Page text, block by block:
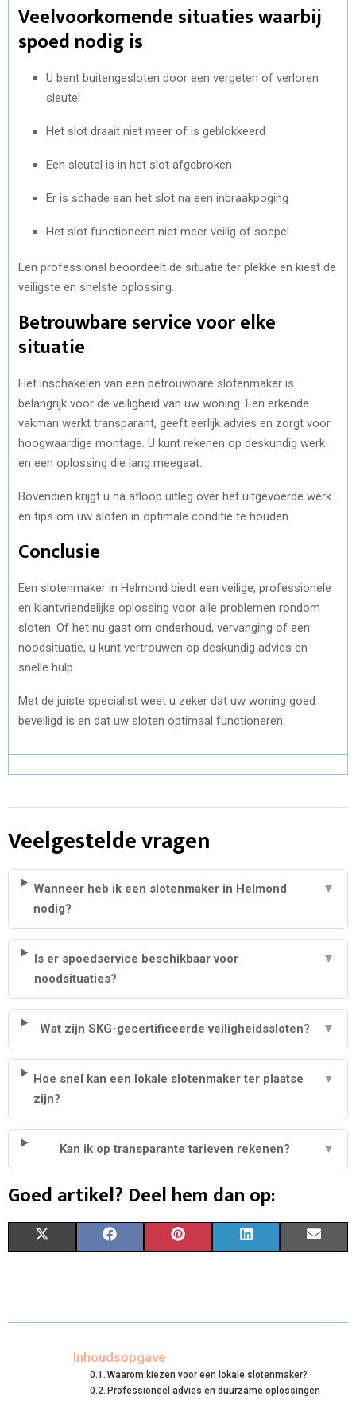
Veelvoorkomende situaties waarbij
spoed nodig is
U bent buitengesloten door een vergeten of verloren
sleutel
Het slot draait niet meer of is geblokkeerd
Een sleutel is in het slot afgebroken
Er is schade aan het slot na een inbraakpoging
Het slot functioneert niet meer veilig of soepel
Een professional beoordeelt de situatie ter plekke en kiest de
veiligste en snelste oplossing.
Betrouwbare service voor elke
situatie
Het inschakelen van een betrouwbare slotenmaker is
belangrijk voor de veiligheid van uw woning. Een erkende
vakman werkt transparant, geeft eerlijk advies en zorgt voor
hoogwaardige montage. U kunt rekenen op deskundig werk
en een oplossing die lang meegaat.
Bovendien krijgt u na afloop uitleg over het uitgevoerde werk
en tips om uw sloten in optimale conditie te houden.
Conclusie
Een slotenmaker in Helmond biedt een veilige, professionele
en klantvriendelijke oplossing voor alle problemen rondom
sloten. Of het nu gaat om onderhoud, vervanging of een
noodsituatie, u kunt vertrouwen op deskundig advies en
snelle hulp.
Met de juiste specialist weet u zeker dat uw woning goed
beveiligd is en dat uw sloten optimaal functioneren.
Veelgestelde vragen
Wanneer heb ik een slotenmaker in Helmond
nodig?
▼
Is er spoedservice beschikbaar voor
noodsituaties?
▼
Wat zijn SKG-gecertificeerde veiligheidssloten? ▼
Hoe snel kan een lokale slotenmaker ter plaatse
zijn?
▼
Kan ik op transparante tarieven rekenen? ▼
Goed artikel? Deel hem dan op:
R
W R
O
E
O
R
O
T
R
R
O
K
D
R
I
Inhoudsopgave
Waarom kiezen voor een lokale slotenmaker?
Professioneel advies en duurzame oplossingen